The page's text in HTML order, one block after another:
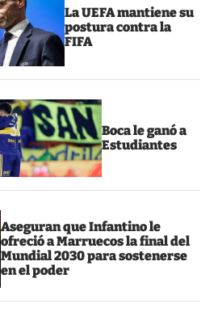
La UEFA mantiene su
postura contra la
FIFA
Boca le ganó a
Estudiantes
Aseguran que Infantino le
ofreció a Marruecos la final del
Mundial 2030 para sostenerse
en el poder